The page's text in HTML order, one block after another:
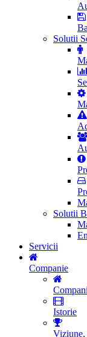
Solutii
Solutii
Servicii
Companie
Istorie
Viziune,